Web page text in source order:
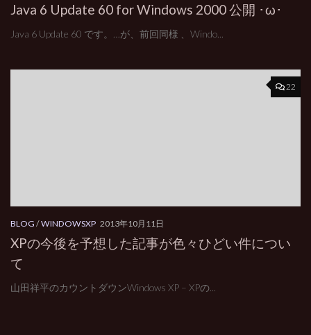
Java 6 Update 60 for Windows 2000 公開 ･ω･
Java 6 Update 60 です。…が、前回同様 、Windo...
22
BLOG /WINDOWSXP 2013年10月11日
XPの今後を予想した記事が色々ひどい件につい
て
山田祥平のカウントダウンWindows XP – XPの...